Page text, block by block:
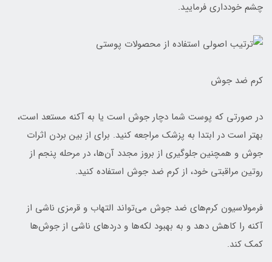
چشم خودداری فرمایید.
کرم ضد جوش
در صورتی که پوست شما دچار جوش است یا به آکنه مستعد است،
بهتر است در ابتدا به پزشک مراجعه کنید. برای از بین بردن اثرات
جوش و همچنین جلوگیری از بروز مجدد آن‌ها، در مرحله پنجم از
روتین مراقبتی خود، از کرم ضد جوش استفاده کنید.
فرمولاسیون کرم‌های ضد جوش می‌تواند التهاب و قرمزی ناشی از
آکنه را کاهش دهد و به بهبود لکه‌ها و دردهای ناشی از جوش‌ها
کمک کند.